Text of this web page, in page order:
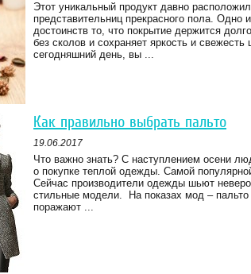
Этот уникальный продукт давно
представительниц прекрасного пола. Одно
достоинств то, что покрытие держится
без сколов и сохраняет яркость и свежесть
сегодняшний день, вы ...
Как правильно выбрать пальто
19.06.2017
Что важно знать? С наступлением осени
о покупке теплой одежды. Самой
Сейчас производители одежды шьют
стильные модели. На показах мод – пальто
поражают ...